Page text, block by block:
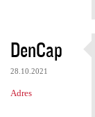
DenCap
28.10.2021
Adres